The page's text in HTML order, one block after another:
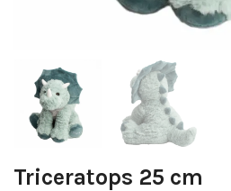
Triceratops 25 cm